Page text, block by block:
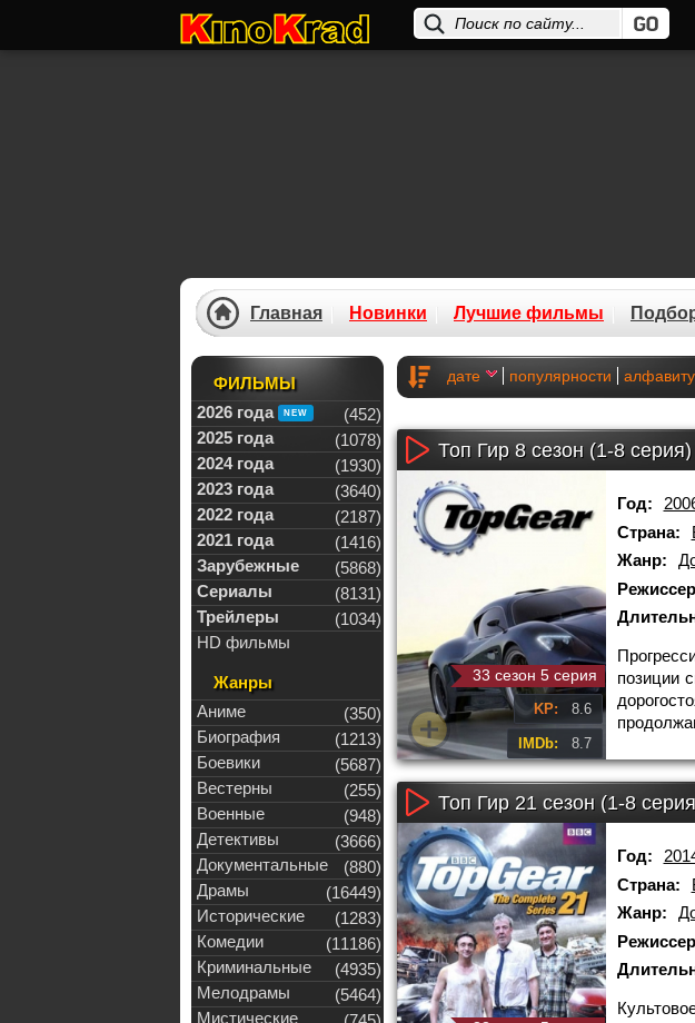
дате популярности алфавиту
Топ Гир 8 сезон (1-8 серия)
33 сезон 5 серия
KP: 8.6
IMDb: 8.7
Год:
Страна:
Жанр:
позиции
Топ Гир 21 сезон (1-8
Год:
Страна:
Жанр:
ФИЛЬМЫ
2026 года
(452)
2025 года
(1078)
2024 года
(1930)
2023 года
(3640)
2022 года
(2187)
2021 года
(1416)
Зарубежные
(5868)
Сериалы
(8131)
Трейлеры
(1034)
HD фильмы
Жанры
Аниме
(350)
Биография
(1213)
Боевики
(5687)
Вестерны
(255)
Военные
(948)
Детективы
(3666)
Документальные
(880)
Драмы
(16449)
Исторические
(1283)
Комедии
(11186)
Криминальные
(4935)
Мелодрамы
(5464)
Мистические
Главная Новинки Лучшие фильмы